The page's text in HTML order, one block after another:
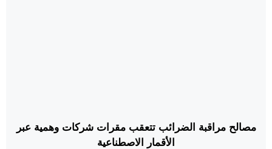
مصالح مراقبة الضرائب تتعقب مقرات شركات وهمية عبر
الأقمار الاصطناعية